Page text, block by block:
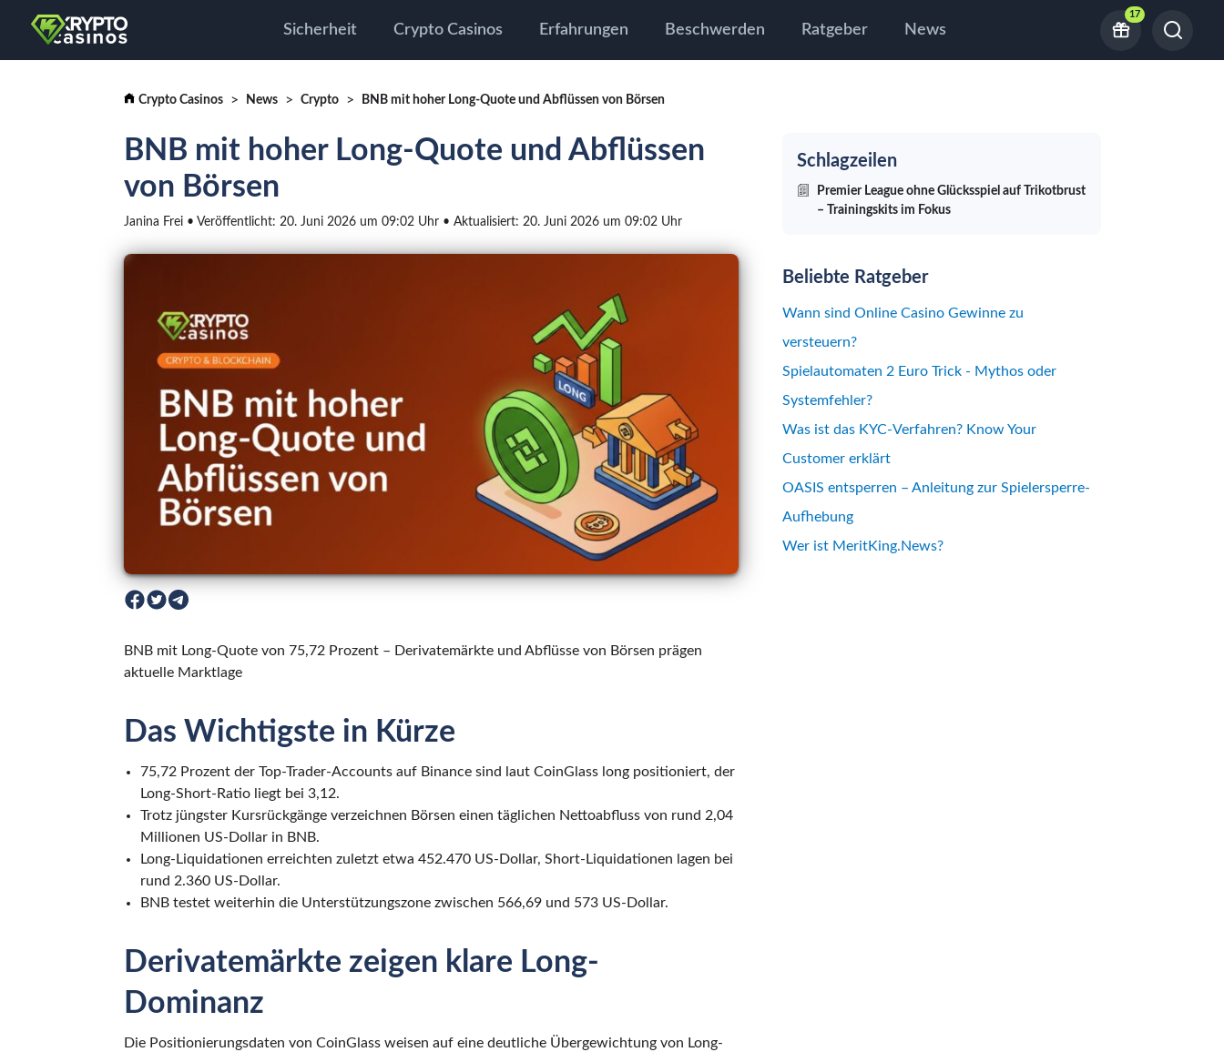
Sicherheit Crypto Casinos Erfahrungen Beschwerden Ratgeber News
17
Crypto Casinos News Crypto BNB mit hoher Long-Quote und Abflüssen von Börsen
BNB mit hoher Long-Quote und Abflüssen
von Börsen
Janina Frei • Veröffentlicht: 20. Juni 2026 um 09:02 Uhr • Aktualisiert: 20. Juni 2026 um 09:02 Uhr
BNB mit Long-Quote von 75,72 Prozent – Derivatemärkte und Abflüsse von Börsen prägen
aktuelle Marktlage
Das Wichtigste in Kürze
75,72 Prozent der Top-Trader-Accounts auf Binance sind laut CoinGlass long positioniert, der
Long-Short-Ratio liegt bei 3,12.
Trotz jüngster Kursrückgänge verzeichnen Börsen einen täglichen Nettoabfluss von rund 2,04
Millionen US-Dollar in BNB.
Long-Liquidationen erreichten zuletzt etwa 452.470 US-Dollar, Short-Liquidationen lagen bei
rund 2.360 US-Dollar.
BNB testet weiterhin die Unterstützungszone zwischen 566,69 und 573 US-Dollar.
Derivatemärkte zeigen klare Long-
Dominanz
Die Positionierungsdaten von CoinGlass weisen auf eine deutliche Übergewichtung von Long-
Schlagzeilen
Premier League ohne Glücksspiel auf Trikotbrust
– Trainingskits im Fokus
Beliebte Ratgeber
Wann sind Online Casino Gewinne zu
versteuern?
Spielautomaten 2 Euro Trick - Mythos oder
Systemfehler?
Was ist das KYC-Verfahren? Know Your
Customer erklärt
OASIS entsperren – Anleitung zur Spielersperre-
Aufhebung
Wer ist MeritKing.News?